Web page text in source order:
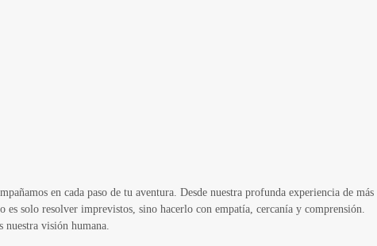
en cada paso de tu aventura. Desde nuestra profunda experiencia de más
solo resolver imprevistos, sino hacerlo con empatía, cercanía y comprensión.
nuestra visión humana.